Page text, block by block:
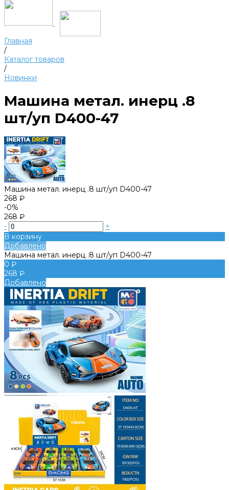
Главная
/
Каталог товаров
/
Новинки
Машина метал. инерц .8
шт/уп D400-47
Машина метал. инерц .8 шт/уп D400-47
268 ₽
-0%
268 ₽
-
+
В корзину
Добавлено
Машина метал. инерц .8 шт/уп D400-47
0 ₽
268 ₽
Добавлено